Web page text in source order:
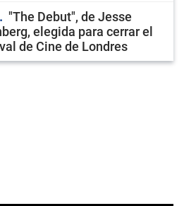
"The Debut", de Jesse
elegida para cerrar el
de Cine de Londres